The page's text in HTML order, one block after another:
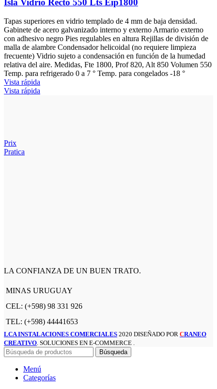
Isla Vidrio Recto 550 Lts Eip1800
Tapas superiores en vidrio templado de 4 mm de baja densidad.
Gabinete de acero galvanizado interno y externo Armario externo
con adhesivo negro Pies regulables en altura Rejillas de división de
malla de alambre Condensador helicoidal (no requiere limpieza
frecuente) Vidrio sujeto a condensación en función de la humedad
relativa del aire. Medidas, Fte 1800, Prof 820, Alt 850 Volumen 550
Temp. para refrigerado 0 a 7 ° Temp. para congelados -18 °
Vista rápida
Vista rápida
Prix
Pratica
LA CONFIANZA DE UN BUEN TRATO.
MINAS URUGUAY
CEL: (+598) 98 331 926
TEL: (+598) 44441653
LCA INSTALACIONES COMERCIALES 2020 DISEÑADO POR CRANEO
CREATIVO . SOLUCIONES EN E-COMMERCE .
Búsqueda
Menú
Categorías